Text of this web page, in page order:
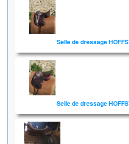
Selle de dressage
Selle de dressage